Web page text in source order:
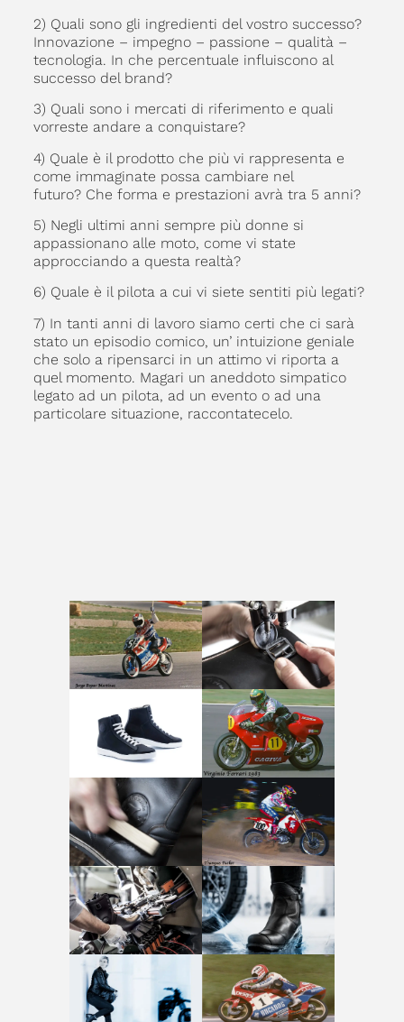
2) Quali sono gli ingredienti del vostro successo?
Innovazione – impegno – passione – qualità –
tecnologia. In che percentuale influiscono al
successo del brand?
3) Quali sono i mercati di riferimento e quali
vorreste andare a conquistare?
4) Quale è il prodotto che più vi rappresenta e
come immaginate possa cambiare nel
futuro? Che forma e prestazioni avrà tra 5 anni?
5) Negli ultimi anni sempre più donne si
appassionano alle moto, come vi state
approcciando a questa realtà?
6) Quale è il pilota a cui vi siete sentiti più legati?
7) In tanti anni di lavoro siamo certi che ci sarà
stato un episodio comico, un’ intuizione geniale
che solo a ripensarci in un attimo vi riporta a
quel momento. Magari un aneddoto simpatico
legato ad un pilota, ad un evento o ad una
particolare situazione, raccontatecelo.